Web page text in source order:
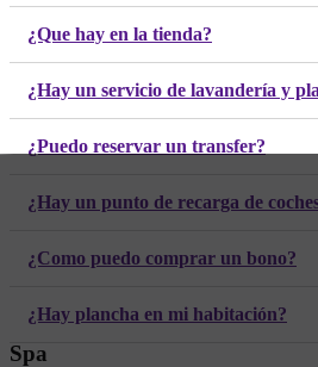
¿Que hay en la tienda?
¿Hay un servicio de lavandería y
¿Puedo reservar un transfer?
¿Hay un punto de recarga de
¿Como puedo comprar un bono?
¿Hay plancha en mi habitación?
Spa